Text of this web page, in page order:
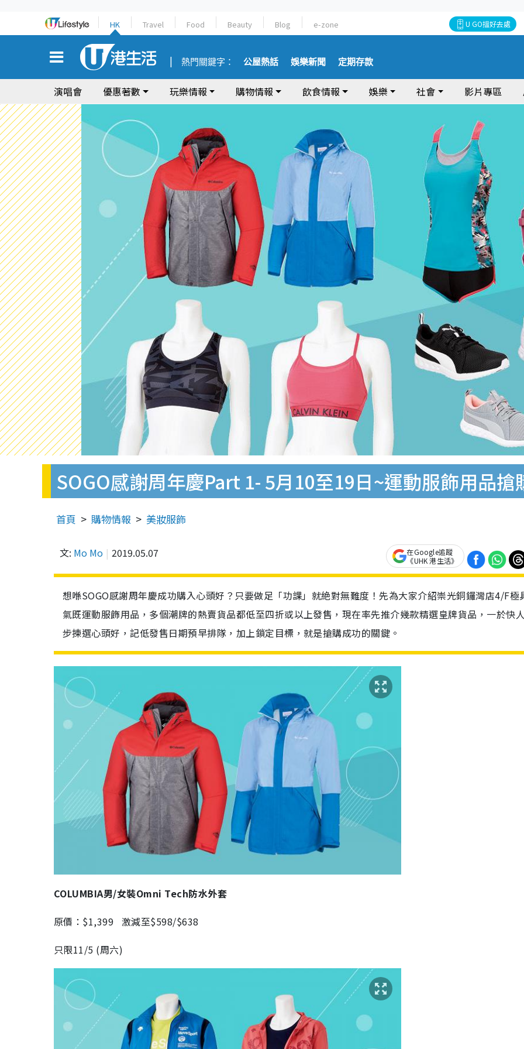
HK Travel Food Beauty Blog e-zone U GO搵好去處
熱門關鍵字： 公屋熱話 娛樂新聞 定期存款
演唱會 優惠著數 玩樂情報 購物情報 飲食情報 娛樂 社會 影片專區
SOGO感謝周年慶Part 1- 5月10至19日~運動服飾用品搶
首頁 購物情報 美妝服飾
文: Mo Mo 2019.05.07
在Google追蹤
《UHK 港生活》
想喺SOGO感謝周年慶成功購入心頭好？只要做足「功課」就絶對無難度！先為大家介紹崇光銅鑼灣店4/F極
氣既運動服飾用品，多個潮牌的熱賣貨品都低至四折或以上發售，現在率先推介幾款精選皇牌貨品，一於快
步揀選心頭好，記低發售日期預早排隊，加上鎖定目標，就是搶購成功的關鍵。
COLUMBIA男/女裝Omni Tech防水外套
原價：$1,399 激減至$598/$638
只限11/5 (周六)